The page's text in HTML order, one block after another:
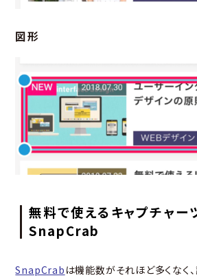
図形
無料で使えるキャプチャー
SnapCrab
SnapCrab は機能数がそれほど多くなく